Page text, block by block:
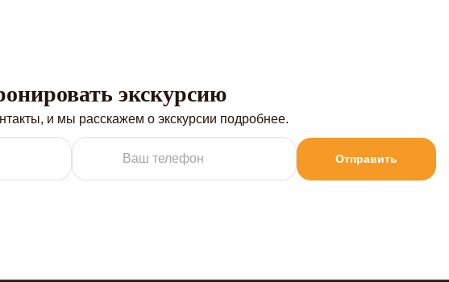
экскурсию
и мы расскажем о экскурсии подробнее.
Отправить